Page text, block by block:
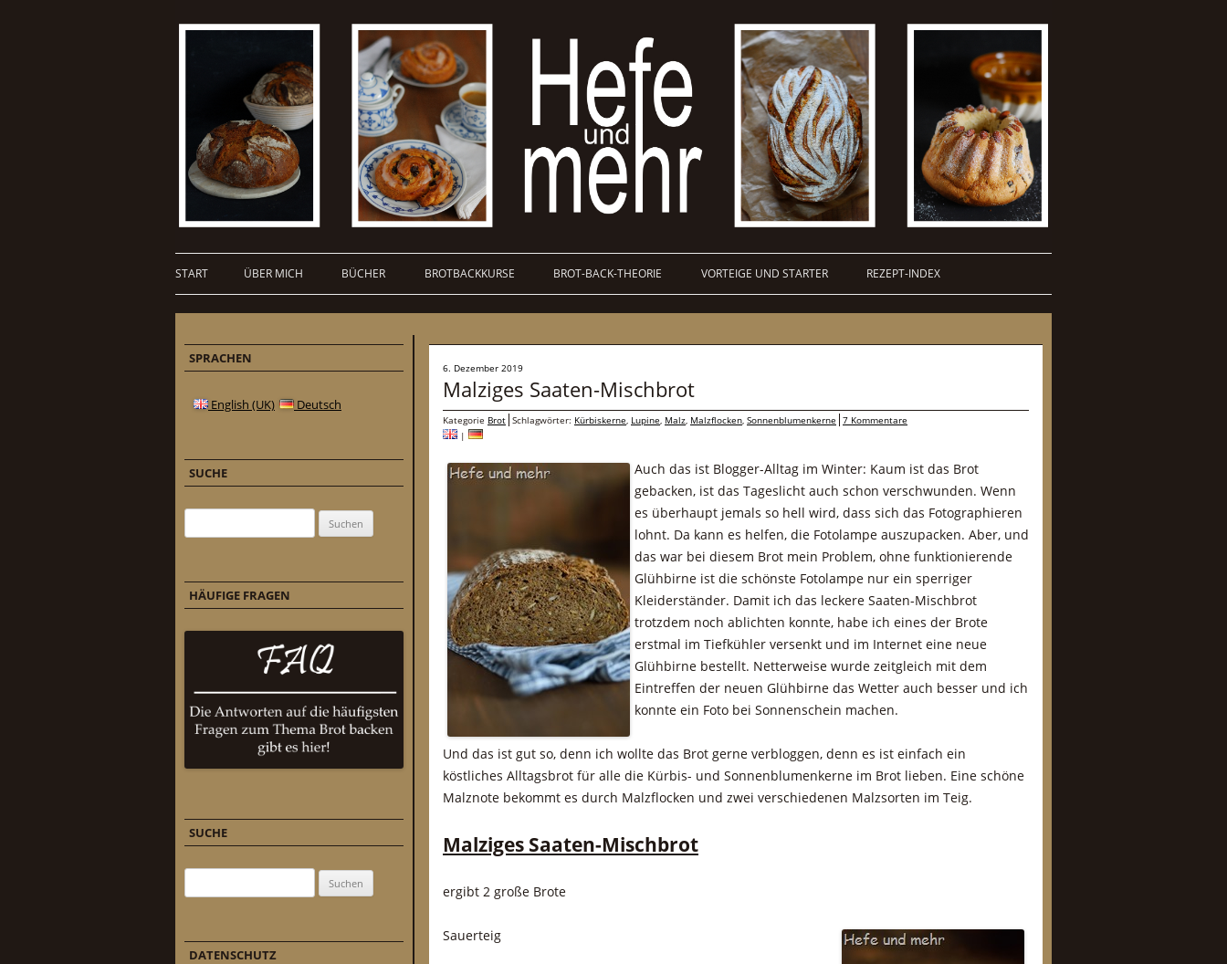
START ÜBER MICH BÜCHER BROTBACKKURSE BROT-BACK-THEORIE VORTEIGE UND STARTER REZEPT-INDEX
6. Dezember 2019
Malziges Saaten-Mischbrot
Kategorie Brot Schlagwörter: Kürbiskerne, Lupine, Malz, Malzflocken, Sonnenblumenkerne 7 Kommentare
|
Auch das ist Blogger-Alltag im Winter: Kaum ist das Brot
gebacken, ist das Tageslicht auch schon verschwunden. Wenn
es überhaupt jemals so hell wird, dass sich das Fotographieren
lohnt. Da kann es helfen, die Fotolampe auszupacken. Aber, und
das war bei diesem Brot mein Problem, ohne funktionierende
Glühbirne ist die schönste Fotolampe nur ein sperriger
Kleiderständer. Damit ich das leckere Saaten-Mischbrot
trotzdem noch ablichten konnte, habe ich eines der Brote
erstmal im Tiefkühler versenkt und im Internet eine neue
Glühbirne bestellt. Netterweise wurde zeitgleich mit dem
Eintreffen der neuen Glühbirne das Wetter auch besser und ich
konnte ein Foto bei Sonnenschein machen.
Und das ist gut so, denn ich wollte das Brot gerne verbloggen, denn es ist einfach ein
köstliches Alltagsbrot für alle die Kürbis- und Sonnenblumenkerne im Brot lieben. Eine schöne
Malznote bekommt es durch Malzflocken und zwei verschiedenen Malzsorten im Teig.
Malziges Saaten-Mischbrot
ergibt 2 große Brote
Sauerteig
SPRACHEN
English (UK) Deutsch
SUCHE
HÄUFIGE FRAGEN
SUCHE
DATENSCHUTZ